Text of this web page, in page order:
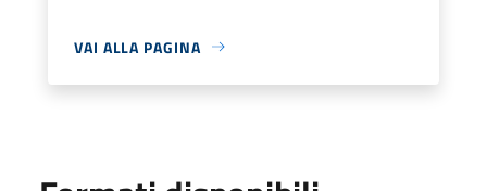
VAI ALLA PAGINA